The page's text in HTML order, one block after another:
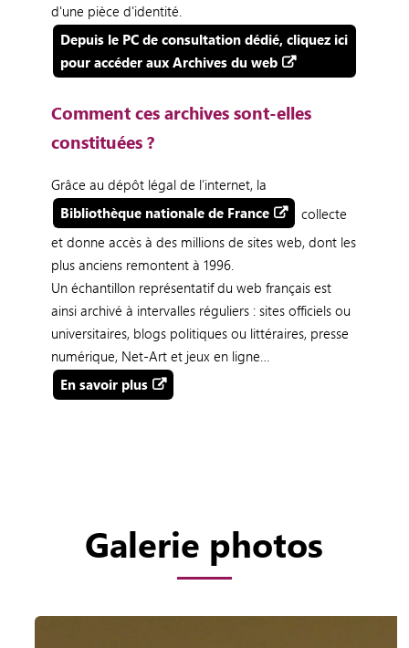
d'une pièce d'identité.
Depuis le PC de consultation dédié, cliquez ici
pour accéder aux Archives du web
Comment ces archives sont-elles
constituées ?
Grâce au dépôt légal de l’internet, la
Bibliothèque nationale de France
collecte
et donne accès à des millions de sites web, dont les
plus anciens remontent à 1996.
Un échantillon représentatif du web français est
ainsi archivé à intervalles réguliers : sites officiels ou
universitaires, blogs politiques ou littéraires, presse
numérique, Net-Art et jeux en ligne…
En savoir plus
Galerie photos